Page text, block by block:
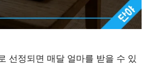
선정되면 매달 얼마를 받을 수 있